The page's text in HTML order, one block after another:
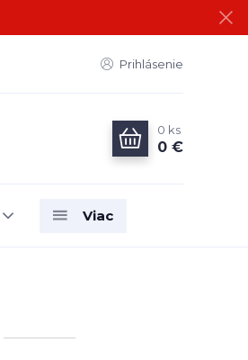
Prihlásenie
0 ks
0 €
Viac